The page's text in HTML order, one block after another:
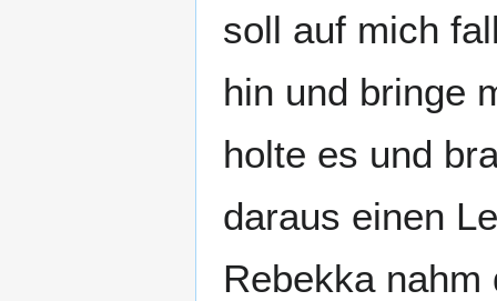
soll auf mich
hin und bringe
holte es und
daraus einen
Rebekka